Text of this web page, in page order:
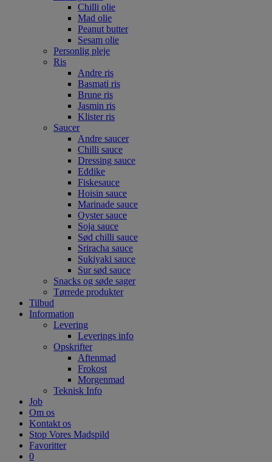
Chilli olie
Mad olie
Peanut butter
Sesam olie
Personlig pleje
Ris
Andre ris
Basmati ris
Brune ris
Jasmin ris
Klister ris
Saucer
Andre saucer
Chilli sauce
Dressing sauce
Eddike
Fiskesauce
Hoisin sauce
Marinade sauce
Oyster sauce
Soja sauce
Sød chilli sauce
Sriracha sauce
Sukiyaki sauce
Sur sød sauce
Snacks og søde sager
Tørrede produkter
Tilbud
Information
Levering
Leverings info
Opskrifter
Aftenmad
Frokost
Morgenmad
Teknisk Info
Job
Om os
Kontakt os
Stop Vores Madspild
Favoritter
0